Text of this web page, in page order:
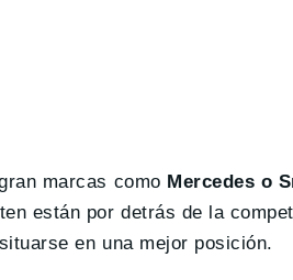
marcas como Mercedes o
están por detrás de la
en una mejor posición.